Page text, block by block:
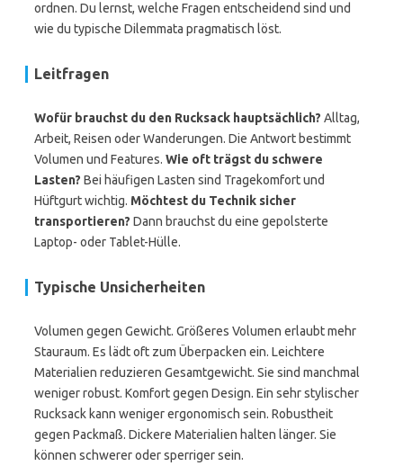
ordnen. Du lernst, welche Fragen entscheidend sind und
wie du typische Dilemmata pragmatisch löst.
Leitfragen
Wofür brauchst du den Rucksack hauptsächlich? Alltag,
Arbeit, Reisen oder Wanderungen. Die Antwort bestimmt
Volumen und Features. Wie oft trägst du schwere
Lasten? Bei häufigen Lasten sind Tragekomfort und
Hüftgurt wichtig. Möchtest du Technik sicher
transportieren? Dann brauchst du eine gepolsterte
Laptop- oder Tablet-Hülle.
Typische Unsicherheiten
Volumen gegen Gewicht. Größeres Volumen erlaubt mehr
Stauraum. Es lädt oft zum Überpacken ein. Leichtere
Materialien reduzieren Gesamtgewicht. Sie sind manchmal
weniger robust. Komfort gegen Design. Ein sehr stylischer
Rucksack kann weniger ergonomisch sein. Robustheit
gegen Packmaß. Dickere Materialien halten länger. Sie
können schwerer oder sperriger sein.